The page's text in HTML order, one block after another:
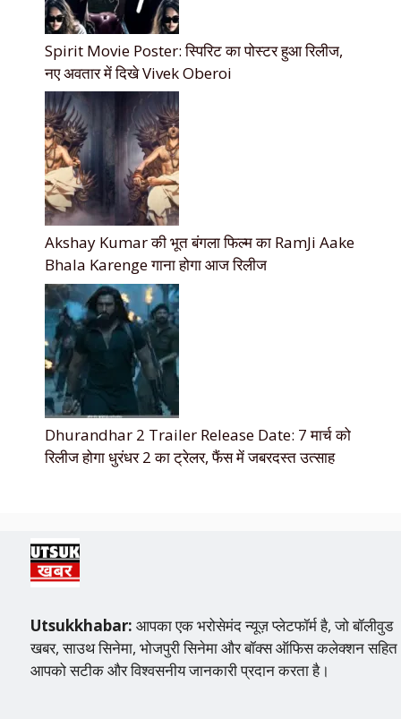
Spirit Movie Poster: स्पिरिट का पोस्टर हुआ रिलीज,
नए अवतार में दिखे Vivek Oberoi
Akshay Kumar की भूत बंगला फिल्म का RamJi Aake
Bhala Karenge गाना होगा आज रिलीज
Dhurandhar 2 Trailer Release Date: 7 मार्च को
रिलीज होगा धुरंधर 2 का ट्रेलर, फैंस में जबरदस्त उत्साह
Utsukkhabar: आपका एक भरोसेमंद न्यूज़ प्लेटफॉर्म है, जो बॉलीवुड
खबर, साउथ सिनेमा, भोजपुरी सिनेमा और बॉक्स ऑफिस कलेक्शन सहित
आपको सटीक और विश्वसनीय जानकारी प्रदान करता है।